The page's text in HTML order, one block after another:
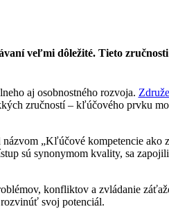
veľmi dôležité. Tieto
aj osobnostného rozvoja.
zručností – kľúčového prvku
„Kľúčové kompetencie ako
sú synonymom kvality, sa
konfliktov a zvládanie
svoj potenciál.